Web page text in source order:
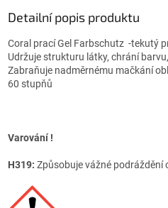
Detailní popis produktu
Coral prací Gel Farbschutz -tekutý
Udržuje strukturu látky, chrání
Zabraňuje nadměrnému mačkání
60 stupňů
Varování !
H319: Způsobuje vážné podráždění